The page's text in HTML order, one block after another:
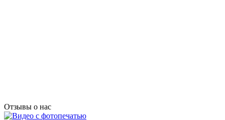
Отзывы о нас